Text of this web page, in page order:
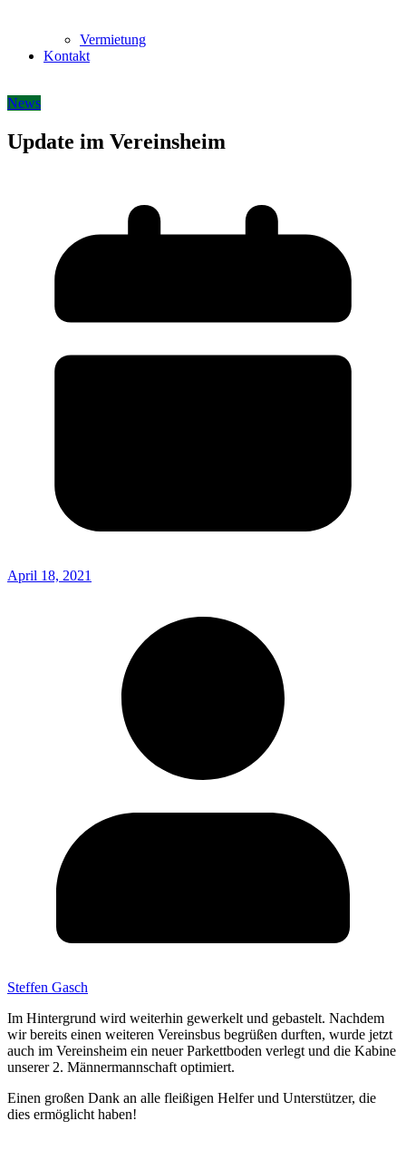
Vermietung
Kontakt
News
Update im Vereinsheim
April 18, 2021
Steffen Gasch
Im Hintergrund wird weiterhin gewerkelt und gebastelt. Nachdem
wir bereits einen weiteren Vereinsbus begrüßen durften, wurde jetzt
auch im Vereinsheim ein neuer Parkettboden verlegt und die Kabine
unserer 2. Männermannschaft optimiert.
Einen großen Dank an alle fleißigen Helfer und Unterstützer, die
dies ermöglicht haben!